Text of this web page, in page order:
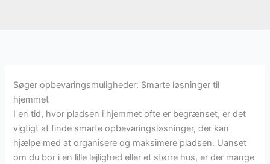
Søger opbevaringsmuligheder: Smarte løsninger til
hjemmet
I en tid, hvor pladsen i hjemmet ofte er begrænset, er det
vigtigt at finde smarte opbevaringsløsninger, der kan
hjælpe med at organisere og maksimere pladsen. Uanset
om du bor i en lille lejlighed eller et større hus, er der mange